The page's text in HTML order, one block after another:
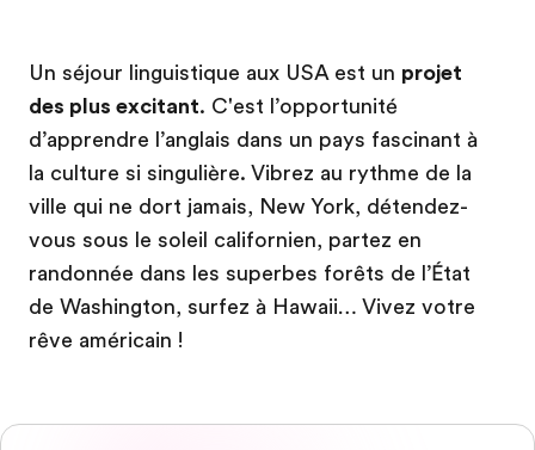
Un séjour linguistique aux USA est un projet
des plus excitant. C'est l’opportunité
d’apprendre l’anglais dans un pays fascinant à
la culture si singulière. Vibrez au rythme de la
ville qui ne dort jamais, New York, détendez-
vous sous le soleil californien, partez en
randonnée dans les superbes forêts de l’État
de Washington, surfez à Hawaii… Vivez votre
rêve américain !